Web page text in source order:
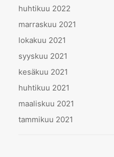
huhtikuu 2022
marraskuu 2021
lokakuu 2021
syyskuu 2021
kesäkuu 2021
huhtikuu 2021
maaliskuu 2021
tammikuu 2021